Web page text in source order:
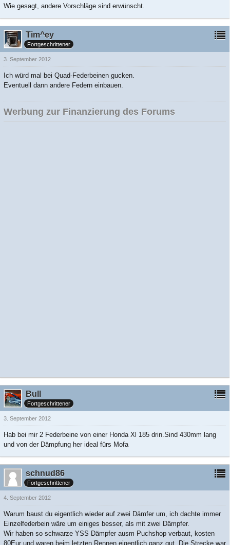
Wie gesagt, andere Vorschläge sind erwünscht.
Tim^ey
Fortgeschrittener
3. September 2012
Ich würd mal bei Quad-Federbeinen gucken.
Eventuell dann andere Federn einbauen.
Werbung zur Finanzierung des Forums
Bull
Fortgeschrittener
3. September 2012
Hab bei mir 2 Federbeine von einer Honda Xl 185 drin.Sind 430mm lang
und von der Dämpfung her ideal fürs Mofa
schnud86
Fortgeschrittener
4. September 2012
Warum baust du eigentlich wieder auf zwei Dämfer um, ich dachte immer
Einzelfederbein wäre um einiges besser, als mit zwei Dämpfer.
Wir haben so schwarze YSS Dämpfer ausm Puchshop verbaut, kosten
80Eur und waren beim letzten Rennen eigentlich ganz gut. Die Strecke war